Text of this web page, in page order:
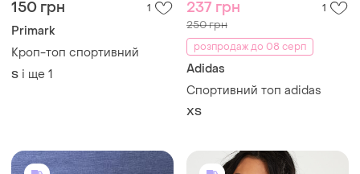
150 грн 1
Primark
Кроп-топ спортивний
S і ще 1
237 грн 1
250 грн
розпродаж до 08 серп
Adidas
Спортивний топ adidas
ХS